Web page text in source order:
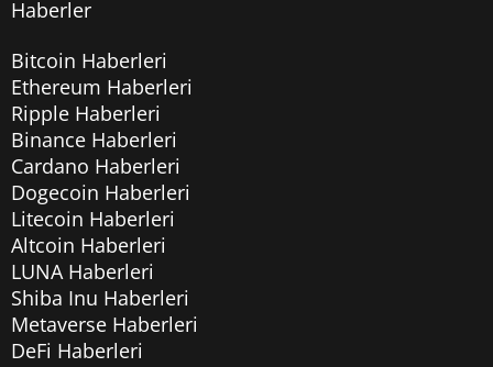
Haberler
Bitcoin Haberleri
Ethereum Haberleri
Ripple Haberleri
Binance Haberleri
Cardano Haberleri
Dogecoin Haberleri
Litecoin Haberleri
Altcoin Haberleri
LUNA Haberleri
Shiba Inu Haberleri
Metaverse Haberleri
DeFi Haberleri